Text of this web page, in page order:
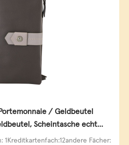
/ Geldbeutel
Scheintasche echt
1Kreditkartenfach:12andere Fächer: